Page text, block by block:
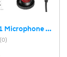
Boya MM1 Microphone Universel pour Appareil Photo et Smartphones
(0)